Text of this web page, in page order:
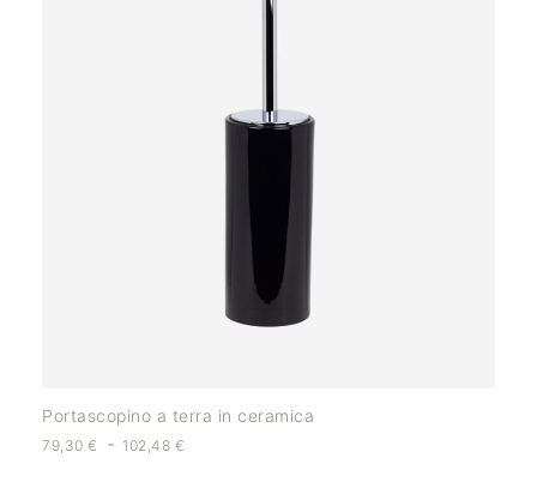
Portascopino a terra in ceramica
79,30 € - 102,48 €